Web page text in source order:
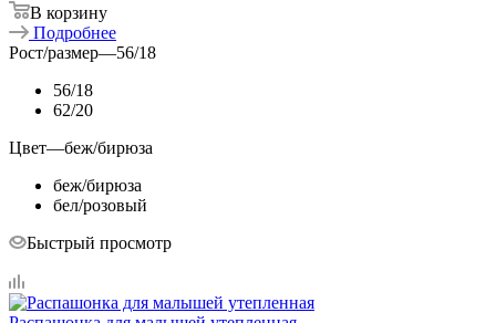
В корзину
Подробнее
Рост/размер—56/18
56/18
62/20
Цвет—беж/бирюза
беж/бирюза
бел/розовый
Быстрый просмотр